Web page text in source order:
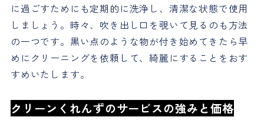
に過ごすためにも定期的に洗浄し、清潔な状態で使用
しましょう。時々、吹き出し口を覗いて見るのも方法
の一つです。黒い点のような物が付き始めてきたら早
めにクリーニングを依頼して、綺麗にすることをおす
すめいたします。
クリーンくれんずのサービスの強みと価格